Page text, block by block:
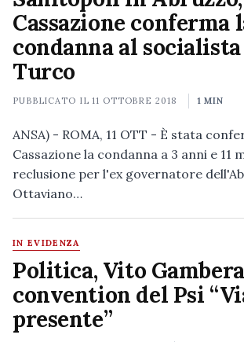
Cassazione conferma
condanna al
Turco
PUBBLICATO IL11 OTTOBRE 2018 1 MIN
ANSA) - ROMA, 11 OTT - È stata
Cassazione la condanna a 3 anni e 11
reclusione per l'ex governatore
Ottaviano…
IN EVIDENZA
Politica, Vito
convention del Psi
presente”